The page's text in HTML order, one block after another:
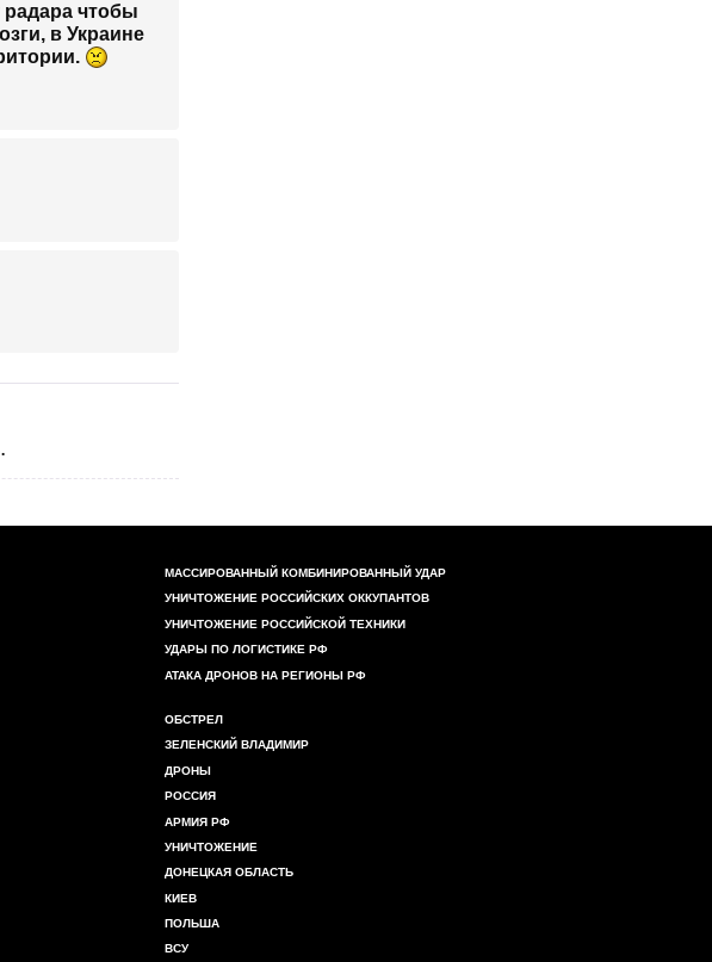
радара чтобы
в Украине
МАССИРОВАННЫЙ КОМБИНИРОВАННЫЙ УДАР
УНИЧТОЖЕНИЕ РОССИЙСКИХ ОККУПАНТОВ
УНИЧТОЖЕНИЕ РОССИЙСКОЙ ТЕХНИКИ
УДАРЫ ПО ЛОГИСТИКЕ РФ
АТАКА ДРОНОВ НА РЕГИОНЫ РФ
ОБСТРЕЛ
ЗЕЛЕНСКИЙ ВЛАДИМИР
ДРОНЫ
РОССИЯ
АРМИЯ РФ
УНИЧТОЖЕНИЕ
ДОНЕЦКАЯ ОБЛАСТЬ
КИЕВ
ПОЛЬША
ВСУ